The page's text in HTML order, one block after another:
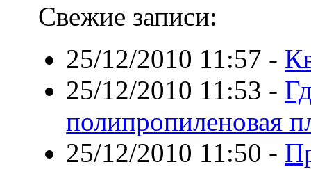
Свежие записи:
25/12/2010 11:57 -
25/12/2010 11:53 -
полипропиленовая
25/12/2010 11:50 -